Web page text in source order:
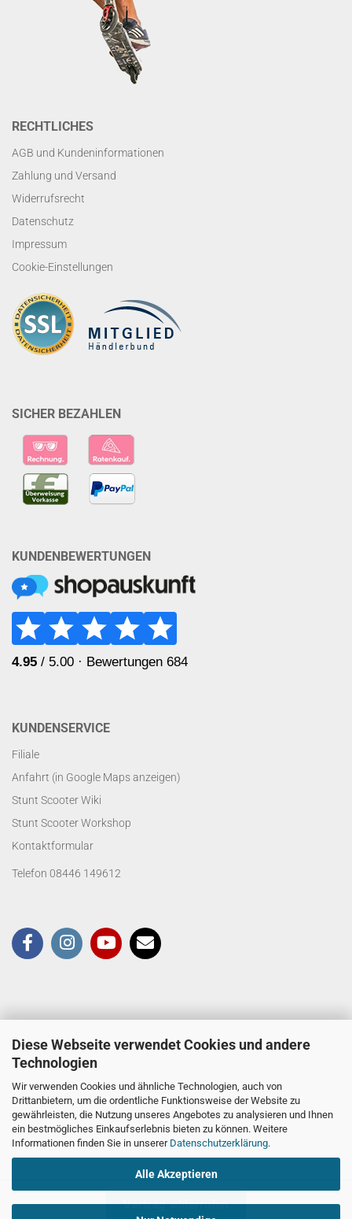
Diese Webseite verwendet Cookies und andere
Technologien
Wir verwenden Cookies und ähnliche Technologien, auch von
Drittanbietern, um die ordentliche Funktionsweise der Website zu
gewährleisten, die Nutzung unseres Angebotes zu analysieren und Ihnen
ein bestmögliches Einkaufserlebnis bieten zu können. Weitere
Informationen finden Sie in unserer Datenschutzerklärung.
Alle Akzeptieren
RECHTLICHES
AGB und Kundeninformationen
Zahlung und Versand
Widerrufsrecht
Datenschutz
Impressum
Cookie-Einstellungen
SICHER BEZAHLEN
KUNDENBEWERTUNGEN
KUNDENSERVICE
Filiale
Anfahrt (in Google Maps anzeigen)
Stunt Scooter Wiki
Stunt Scooter Workshop
Kontaktformular
Telefon 08446 149612
Vertrag widerrufen